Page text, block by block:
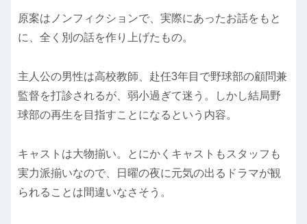
原案はノンフィクションで、実際にあったお話をもと
に、全く別の話を作り上げたもの。
主人公の男性は高校教師、赴任3年目で野球部の顧問兼
監督を打診されるが、弱小過ぎて迷う。しかし結局野
球部の再生を目指すことになるという内容。
キャストは大物揃い。とにかくキャストもスタッフも
実力派揃いなので、日曜の夜に元気の出るドラマが観
られることは間違いなさそう。